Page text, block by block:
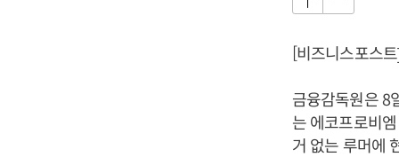
[비즈니스포스
금융감독원은 8
는 에코프로비
거 없는 루머에